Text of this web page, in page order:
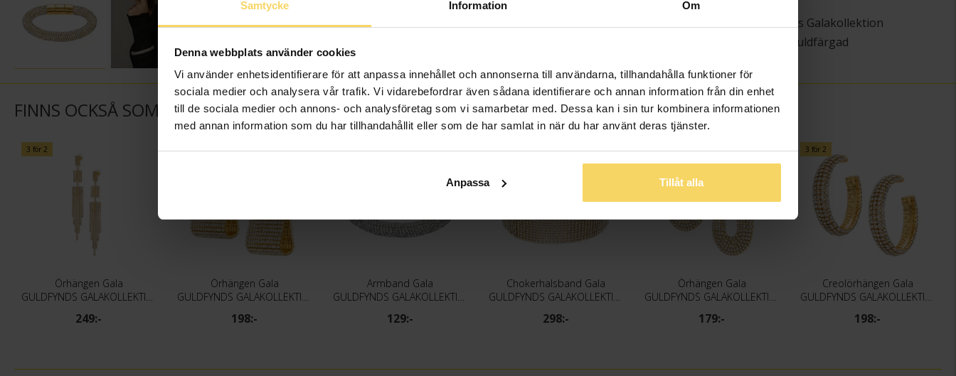
Samtycke Information Om
Denna webbplats använder cookies
Vi använder enhetsidentifierare för att anpassa innehållet och annonserna till användarna, tillhandahålla funktioner för
sociala medier och analysera vår trafik. Vi vidarebefordrar även sådana identifierare och annan information från din enhet
till de sociala medier och annons- och analysföretag som vi samarbetar med. Dessa kan i sin tur kombinera informationen
med annan information som du har tillhandahållit eller som de har samlat in när du har använt deras tjänster.
Anpassa Tillåt alla
Guldfynds Galakollektion
Metall, guldfärgad
FINNS OCKSÅ SOM
3 för 2
Örhängen Gala
GULDFYNDS GALAKOLLEKTION
249:-
3 för 2
Örhängen Gala
GULDFYNDS GALAKOLLEKTION
198:-
3 för 2
Armband Gala
GULDFYNDS GALAKOLLEKTION
129:-
3 för 2
Chokerhalsband Gala
GULDFYNDS GALAKOLLEKTION
298:-
3 för 2
Örhängen Gala
GULDFYNDS GALAKOLLEKTION
179:-
3 för 2
Creolörhängen Gala
GULDFYNDS GALAKOLLEKTION
198:-